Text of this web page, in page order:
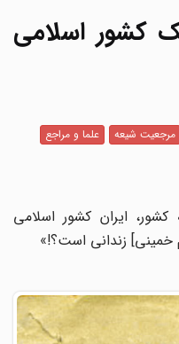
کشور اسلامی
شیعه علما و مراجع
ایران کشور اسلامی
زندانی است؟!»